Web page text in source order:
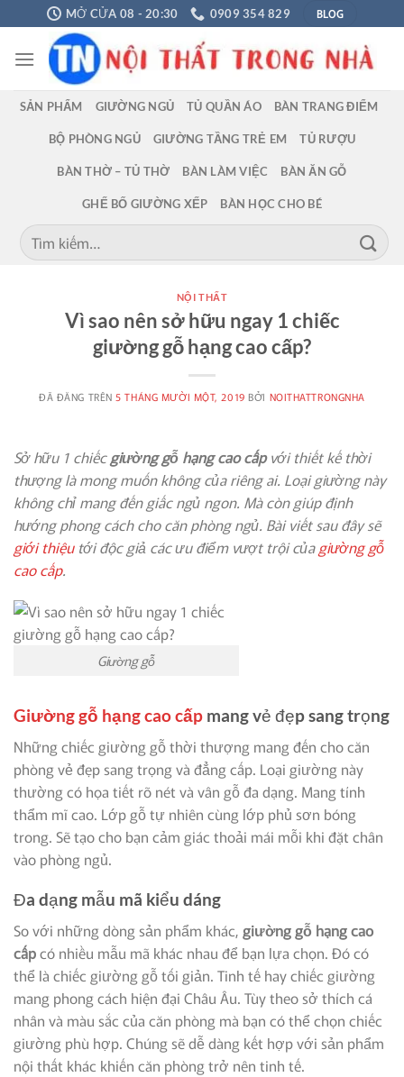
Chuyển
đến
nội
MỞ CỬA 08 - 20:30 0909 354 829 BLOG
SẢN PHẨM GIƯỜNG NGỦ TỦ QUẦN ÁO BÀN TRANG ĐIỂM
BỘ PHÒNG NGỦ GIƯỜNG TẦNG TRẺ EM TỦ RƯỢU
BÀN THỜ – TỦ THỜ BÀN LÀM VIỆC BÀN ĂN GỖ
GHẾ BỐ GIƯỜNG XẾP BÀN HỌC CHO BÉ
Tìm
kiếm:
NỘI THẤT
Vì sao nên sở hữu ngay 1 chiếc
giường gỗ hạng cao cấp?
ĐÃ ĐĂNG TRÊN 5 THÁNG MƯỜI MỘT, 2019 BỞI NOITHATTRONGNHA
Sở hữu 1 chiếcgiường gỗ hạng cao cấpvới thiết kế thời
thượng là mong muốn không của riêng ai. Loại giường này
không chỉ mang đến giấc ngủ ngon. Mà còn giúp định
hướng phong cách cho căn phòng ngủ. Bài viết sau đây sẽ
giới thiệutới độc giả các ưu điểm vượt trội củagiường gỗ
cao cấp.
Giường gỗ
Giường gỗ hạng cao cấp mang vẻ đẹp sang trọng
Những chiếc giường gỗ thời thượng mang đến cho căn
phòng vẻ đẹp sang trọng và đẳng cấp. Loại giường này
thường có họa tiết rõ nét và vân gỗ đa dạng. Mang tính
thẩm mĩ cao. Lớp gỗ tự nhiên cùng lớp phủ sơn bóng
trong. Sẽ tạo cho bạn cảm giác thoải mái mỗi khi đặt chân
vào phòng ngủ.
Đa dạng mẫu mã kiểu dáng
So với những dòng sản phẩm khác, giường gỗ hạng cao
cấpcó nhiều mẫu mã khác nhau để bạn lựa chọn. Đó có
thể là chiếc giường gỗ tối giản. Tinh tế hay chiếc giường
mang phong cách hiện đại Châu Âu. Tùy theo sở thích cá
nhân và màu sắc của căn phòng mà bạn có thể chọn chiếc
giường phù hợp. Chúng sẽ dễ dàng kết hợp với sản phẩm
nội thất khác khiến căn phòng trở nên tinh tế.